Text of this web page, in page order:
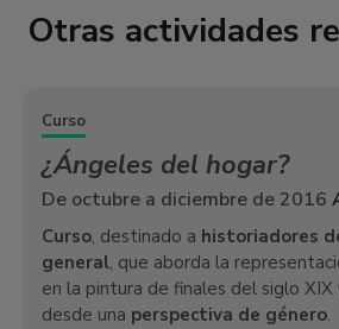
Otras actividades
Curso
¿Ángeles del hogar?
De octubre a diciembre de 2016
Curso, destinado a historiadores
general, que aborda la
en la pintura de finales del siglo XIX
desde una perspectiva de género.